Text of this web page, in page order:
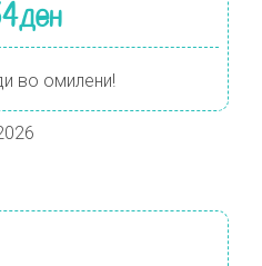
ден
во омилени!